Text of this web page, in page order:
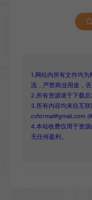
1.网站内所有文件均
流，严禁商业用途，否
2.所有资源请于下载
3.所有内容均来自互
cvformat#gmail.com
4.本站收费仅用于资
无任何盈利。